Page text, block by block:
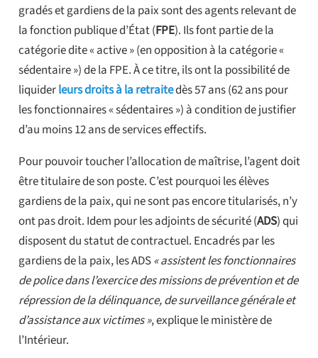
gradés et gardiens de la paix sont des agents relevant de
la fonction publique d’État (FPE). Ils font partie de la
catégorie dite « active » (en opposition à la catégorie «
sédentaire ») de la FPE. À ce titre, ils ont la possibilité de
liquiderleurs droits à la retraitedès 57 ans (62 ans pour
les fonctionnaires « sédentaires ») à condition de justifier
d’au moins 12 ans de services effectifs.
Pour pouvoir toucher l’allocation de maîtrise, l’agent doit
être titulaire de son poste. C’est pourquoi les élèves
gardiens de la paix, qui ne sont pas encore titularisés, n’y
ont pas droit. Idem pour les adjoints de sécurité (ADS) qui
disposent du statut de contractuel. Encadrés par les
gardiens de la paix, les ADS« assistent les fonctionnaires
de police dans l’exercice des missions de prévention et de
répression de la délinquance, de surveillance générale et
d’assistance aux victimes », explique le ministère de
l’Intérieur.